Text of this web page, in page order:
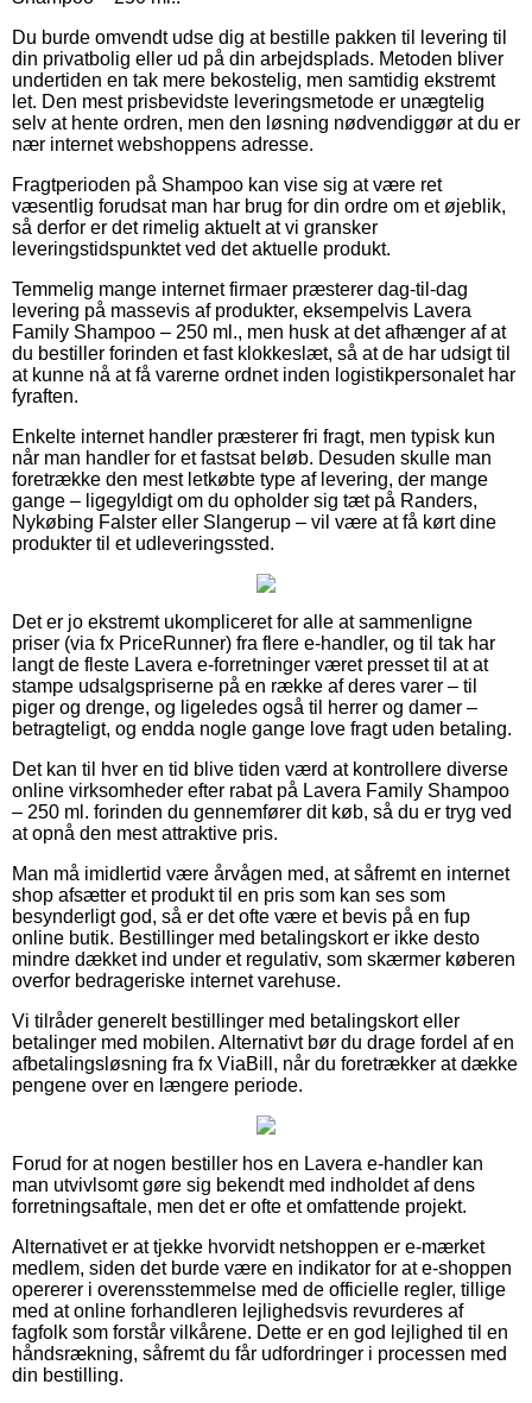
Du burde omvendt udse dig at bestille pakken til levering til
din privatbolig eller ud på din arbejdsplads. Metoden bliver
undertiden en tak mere bekostelig, men samtidig ekstremt
let. Den mest prisbevidste leveringsmetode er unægtelig
selv at hente ordren, men den løsning nødvendiggør at du er
nær internet webshoppens adresse.
Fragtperioden på Shampoo kan vise sig at være ret
væsentlig forudsat man har brug for din ordre om et øjeblik,
så derfor er det rimelig aktuelt at vi gransker
leveringstidspunktet ved det aktuelle produkt.
Temmelig mange internet firmaer præsterer dag-til-dag
levering på massevis af produkter, eksempelvis Lavera
Family Shampoo – 250 ml., men husk at det afhænger af at
du bestiller forinden et fast klokkeslæt, så at de har udsigt til
at kunne nå at få varerne ordnet inden logistikpersonalet har
fyraften.
Enkelte internet handler præsterer fri fragt, men typisk kun
når man handler for et fastsat beløb. Desuden skulle man
foretrække den mest letkøbte type af levering, der mange
gange – ligegyldigt om du opholder sig tæt på Randers,
Nykøbing Falster eller Slangerup – vil være at få kørt dine
produkter til et udleveringssted.
Det er jo ekstremt ukompliceret for alle at sammenligne
priser (via fx PriceRunner) fra flere e-handler, og til tak har
langt de fleste Lavera e-forretninger været presset til at at
stampe udsalgspriserne på en række af deres varer – til
piger og drenge, og ligeledes også til herrer og damer –
betragteligt, og endda nogle gange love fragt uden betaling.
Det kan til hver en tid blive tiden værd at kontrollere diverse
online virksomheder efter rabat på Lavera Family Shampoo
– 250 ml. forinden du gennemfører dit køb, så du er tryg ved
at opnå den mest attraktive pris.
Man må imidlertid være årvågen med, at såfremt en internet
shop afsætter et produkt til en pris som kan ses som
besynderligt god, så er det ofte være et bevis på en fup
online butik. Bestillinger med betalingskort er ikke desto
mindre dækket ind under et regulativ, som skærmer køberen
overfor bedrageriske internet varehuse.
Vi tilråder generelt bestillinger med betalingskort eller
betalinger med mobilen. Alternativt bør du drage fordel af en
afbetalingsløsning fra fx ViaBill, når du foretrækker at dække
pengene over en længere periode.
Forud for at nogen bestiller hos en Lavera e-handler kan
man utvivlsomt gøre sig bekendt med indholdet af dens
forretningsaftale, men det er ofte et omfattende projekt.
Alternativet er at tjekke hvorvidt netshoppen er e-mærket
medlem, siden det burde være en indikator for at e-shoppen
opererer i overensstemmelse med de officielle regler, tillige
med at online forhandleren lejlighedsvis revurderes af
fagfolk som forstår vilkårene. Dette er en god lejlighed til en
håndsrækning, såfremt du får udfordringer i processen med
din bestilling.